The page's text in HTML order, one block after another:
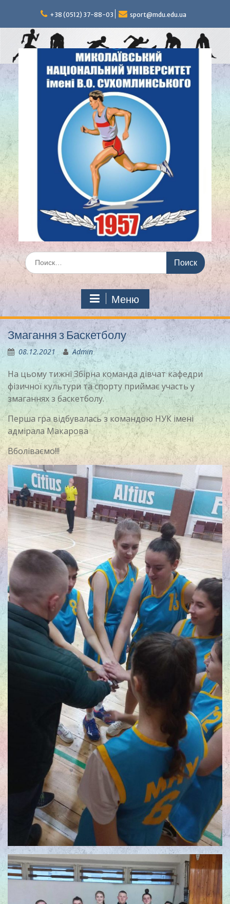
содержимому
+38 (0512) 37-88-03 sport@mdu.edu.ua
Искать:
Меню
Змагання з Баскетболу
08.12.2021 Admin
На цьому тижні Збірна команда дівчат кафедри
фізичної культури та спорту приймає участь у
змаганнях з баскетболу.
Перша гра відбувалась з командою НУК імені
адмірала Макарова
Вболіваємо!!!